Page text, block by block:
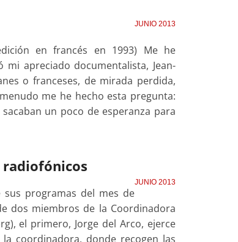
JUNIO 2013
en francés en 1993) Me he
apreciado documentalista, Jean-
o franceses, de mirada perdida,
me he hecho esta pregunta:
un poco de esperanza para
JUNIO 2013
sus programas del mes de
dos miembros de la Coordinadora
el primero, Jorge del Arco, ejerce
coordinadora, donde recogen las